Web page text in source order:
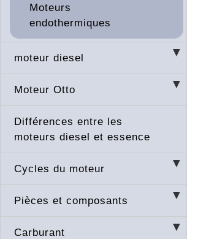
Moteurs
endothermiques
moteur diesel
Moteur Otto
Différences entre les
moteurs diesel et essence
Cycles du moteur
Pièces et composants
Carburant